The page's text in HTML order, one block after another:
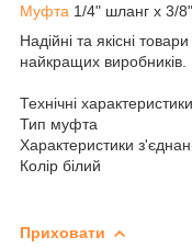
Муфта 1/4" шланг х 3/
Надійні та якісні
найкращих виробників.
Технічні
Тип муфта
Характеристики
Колір білий
Приховати